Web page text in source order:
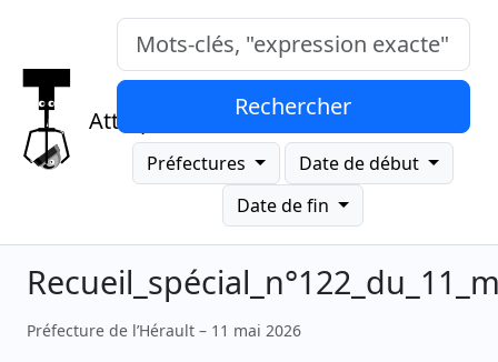
Attrap
Mots-clés, "expression exacte"
Rechercher
Préfectures
Date de début
Date de fin
Préfecture de l’Hérault – 11 mai 2026